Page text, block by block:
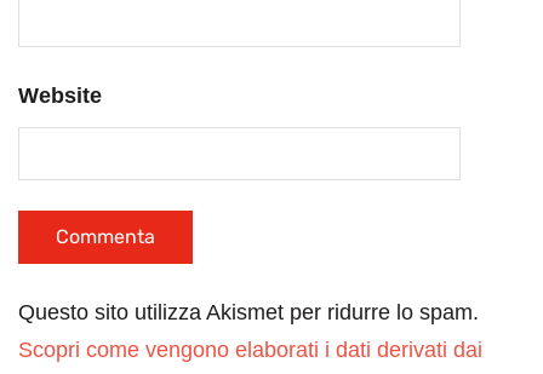
Website
Questo sito utilizza Akismet per ridurre lo spam.
Scopri come vengono elaborati i dati derivati dai